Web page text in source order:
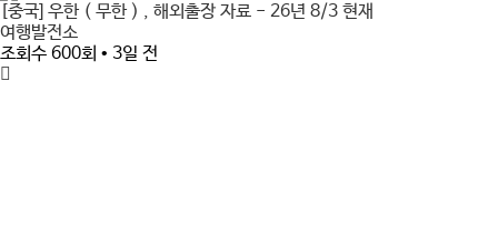
[중국] 우한 ( 무한 ) , 해외출장 자료 - 26년 8/3 현재
여행발전소
조회수 600회 • 3일 전